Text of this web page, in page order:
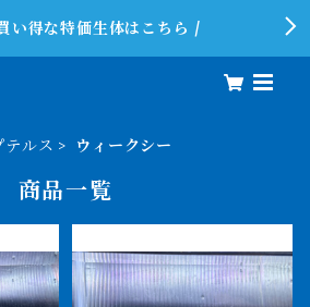
い得な特価生体はこちら /
テルス ウィークシー
商品一覧